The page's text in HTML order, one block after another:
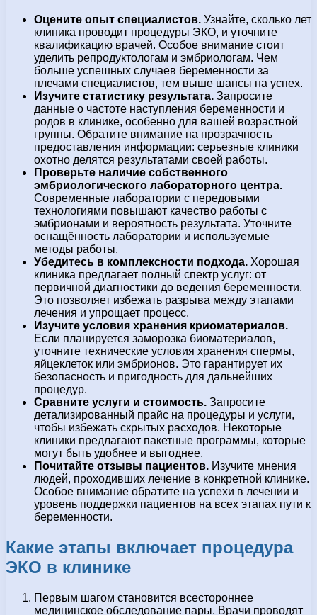
Оцените опыт специалистов. Узнайте, сколько лет
клиника проводит процедуры ЭКО, и уточните
квалификацию врачей. Особое внимание стоит
уделить репродуктологам и эмбриологам. Чем
больше успешных случаев беременности за
плечами специалистов, тем выше шансы на успех.
Изучите статистику результата. Запросите
данные о частоте наступления беременности и
родов в клинике, особенно для вашей возрастной
группы. Обратите внимание на прозрачность
предоставления информации: серьезные клиники
охотно делятся результатами своей работы.
Проверьте наличие собственного
эмбриологического лабораторного центра.
Современные лаборатории с передовыми
технологиями повышают качество работы с
эмбрионами и вероятность результата. Уточните
оснащённость лаборатории и используемые
методы работы.
Убедитесь в комплексности подхода. Хорошая
клиника предлагает полный спектр услуг: от
первичной диагностики до ведения беременности.
Это позволяет избежать разрыва между этапами
лечения и упрощает процесс.
Изучите условия хранения криоматериалов.
Если планируется заморозка биоматериалов,
уточните технические условия хранения спермы,
яйцеклеток или эмбрионов. Это гарантирует их
безопасность и пригодность для дальнейших
процедур.
Сравните услуги и стоимость. Запросите
детализированный прайс на процедуры и услуги,
чтобы избежать скрытых расходов. Некоторые
клиники предлагают пакетные программы, которые
могут быть удобнее и выгоднее.
Почитайте отзывы пациентов. Изучите мнения
людей, проходивших лечение в конкретной клинике.
Особое внимание обратите на успехи в лечении и
уровень поддержки пациентов на всех этапах пути к
беременности.
Какие этапы включает процедура
ЭКО в клинике
Первым шагом становится всестороннее
медицинское обследование пары. Врачи проводят